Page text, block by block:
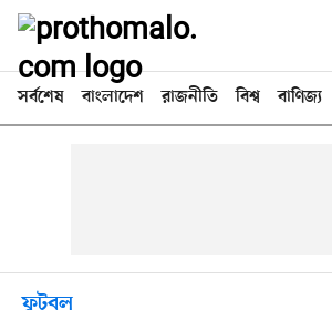
সর্বশেষ বাংলাদেশ রাজনীতি বিশ্ব বাণিজ্য